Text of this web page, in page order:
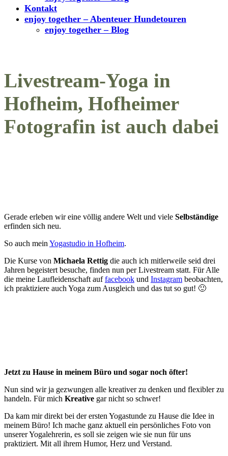
Kontakt
enjoy together – Abenteuer Hundetouren
enjoy together – Blog
Livestream-Yoga in
Hofheim, Hofheimer
Fotografin ist auch dabei
Gerade erleben wir eine völlig andere Welt und viele Selbständige
erfinden sich neu.
So auch mein Yogastudio in Hofheim.
Die Kurse von Michaela Rettig die auch ich mitlerweile seid drei
Jahren begeistert besuche, finden nun per Livestream statt. Für Alle
die meine Laufleidenschaft auffacebook und Instagram beobachten,
ich praktiziere auch Yoga zum Ausgleich und das tut so gut! 🙂
Jetzt zu Hause in meinem Büro und sogar noch öfter!
Nun sind wir ja gezwungen alle kreativer zu denken und flexibler zu
handeln. Für mich Kreative gar nicht so schwer!
Da kam mir direkt bei der ersten Yogastunde zu Hause die Idee in
meinem Büro! Ich mache ganz aktuell ein persönliches Foto von
unserer Yogalehrerin, es soll sie zeigen wie sie nun für uns
praktiziert. Mit all ihrem Humor, Herz und Verstand.